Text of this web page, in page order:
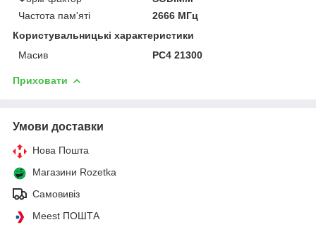
Частота пам'яті
2666 МГц
Користувальницькі характеристики
Масив
PC4 21300
Приховати
Умови доставки
Нова Пошта
Магазини Rozetka
Самовивіз
Meest ПОШТА